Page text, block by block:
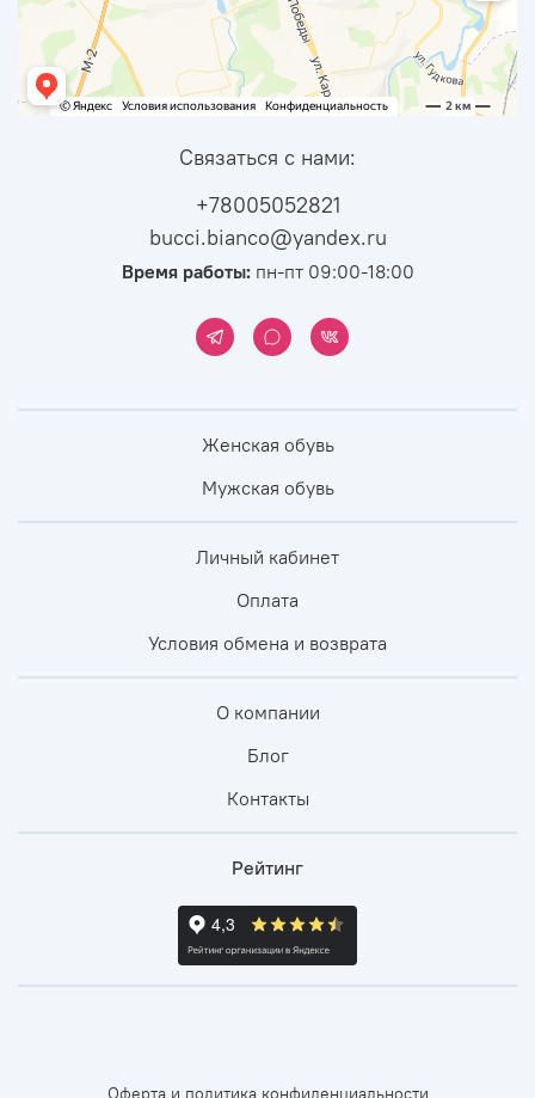
Связаться с нами:
+78005052821
bucci.bianco@yandex.ru
Время работы:пн-пт 09:00-18:00
Женская обувь
Мужская обувь
Личный кабинет
Оплата
Условия обмена и возврата
О компании
Блог
Контакты
Рейтинг
Оферта и политика конфиденциальности